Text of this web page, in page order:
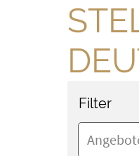
Filter